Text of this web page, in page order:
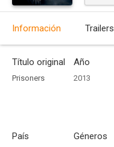
Información Trailers
Título original
Prisoners
Año
2013
País Géneros